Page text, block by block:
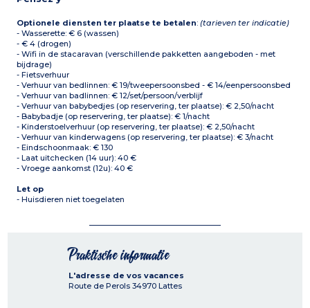
Optionele diensten ter plaatse te betalen:(tarieven ter indicatie)
- Wasserette: € 6 (wassen)
- € 4 (drogen)
- Wifi in de stacaravan (verschillende pakketten aangeboden - met
bijdrage)
- Fietsverhuur
- Verhuur van bedlinnen: € 19/tweepersoonsbed - € 14/eenpersoonsbed
- Verhuur van badlinnen: € 12/set/persoon/verblijf
- Verhuur van babybedjes (op reservering, ter plaatse): € 2,50/nacht
- Babybadje (op reservering, ter plaatse): € 1/nacht
- Kinderstoelverhuur (op reservering, ter plaatse): € 2,50/nacht
- Verhuur van kinderwagens (op reservering, ter plaatse): € 3/nacht
- Eindschoonmaak: € 130
- Laat uitchecken (14 uur): 40 €
- Vroege aankomst (12u): 40 €
Let op
- Huisdieren niet toegelaten
Praktische informatie
L'adresse de vos vacances
Route de Perols 34970 Lattes